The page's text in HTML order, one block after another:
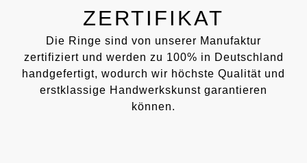
ZERTIFIKAT
Die Ringe sind von unserer Manufaktur
zertifiziert und werden zu 100% in Deutschland
handgefertigt, wodurch wir höchste Qualität und
erstklassige Handwerkskunst garantieren
können.